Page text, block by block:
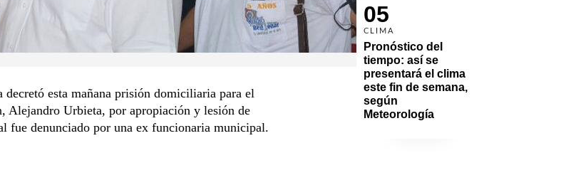
05
CLIMA
Pronóstico del
tiempo: así se
presentará el clima
este fin de semana,
según
Meteorología
esta mañana prisión domiciliaria para el
Alejandro Urbieta, por apropiación y lesión de
fue denunciado por una ex funcionaria municipal.